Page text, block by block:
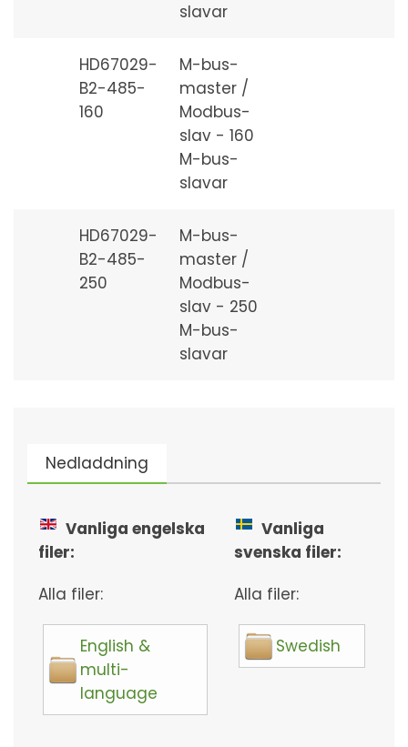
slavar
HD67029-
B2-485-
160
M-bus-
master /
Modbus-
slav - 160
M-bus-
slavar
HD67029-
B2-485-
250
M-bus-
master /
Modbus-
slav - 250
M-bus-
slavar
Nedladdning
Vanliga engelska
filer:
Alla filer:
English &
multi-
language
Vanliga
svenska filer:
Alla filer:
Swedish